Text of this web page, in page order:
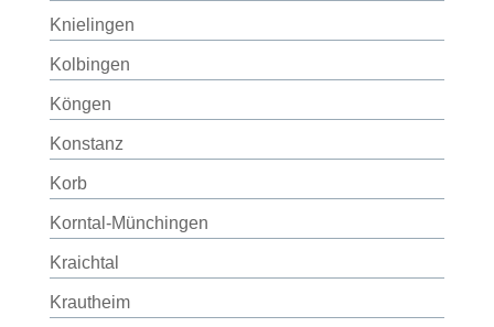
Knielingen
Kolbingen
Köngen
Konstanz
Korb
Korntal-Münchingen
Kraichtal
Krautheim